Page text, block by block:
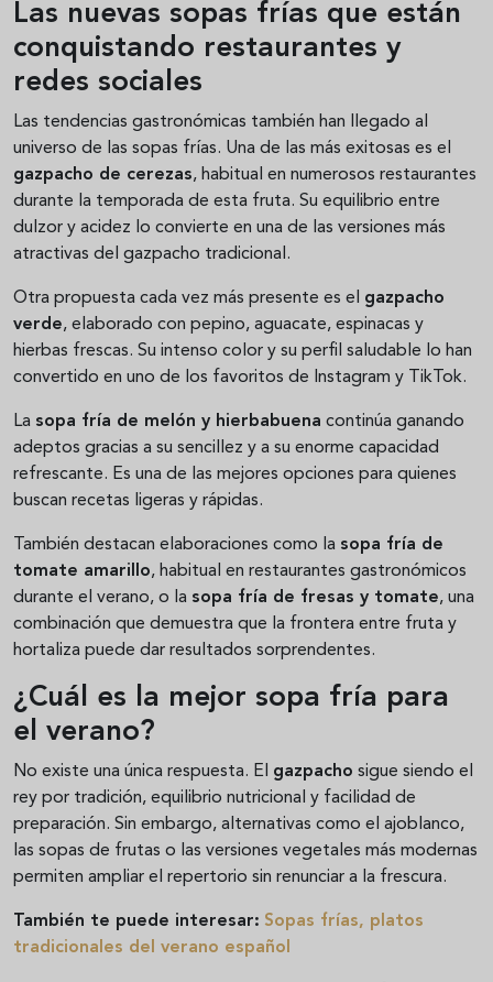
Las nuevas sopas frías que están
conquistando restaurantes y
redes sociales
Las tendencias gastronómicas también han llegado al
universo de las sopas frías. Una de las más exitosas es el
gazpacho de cerezas, habitual en numerosos restaurantes
durante la temporada de esta fruta. Su equilibrio entre
dulzor y acidez lo convierte en una de las versiones más
atractivas del gazpacho tradicional.
Otra propuesta cada vez más presente es el gazpacho
verde, elaborado con pepino, aguacate, espinacas y
hierbas frescas. Su intenso color y su perfil saludable lo han
convertido en uno de los favoritos de Instagram y TikTok.
La sopa fría de melón y hierbabuena continúa ganando
adeptos gracias a su sencillez y a su enorme capacidad
refrescante. Es una de las mejores opciones para quienes
buscan recetas ligeras y rápidas.
También destacan elaboraciones como la sopa fría de
tomate amarillo, habitual en restaurantes gastronómicos
durante el verano, o la sopa fría de fresas y tomate, una
combinación que demuestra que la frontera entre fruta y
hortaliza puede dar resultados sorprendentes.
¿Cuál es la mejor sopa fría para
el verano?
No existe una única respuesta. El gazpacho sigue siendo el
rey por tradición, equilibrio nutricional y facilidad de
preparación. Sin embargo, alternativas como el ajoblanco,
las sopas de frutas o las versiones vegetales más modernas
permiten ampliar el repertorio sin renunciar a la frescura.
También te puede interesar: Sopas frías, platos
tradicionales del verano español